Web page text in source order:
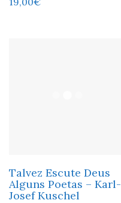
Talvez Escute Deus
Alguns Poetas – Karl-
Josef Kuschel